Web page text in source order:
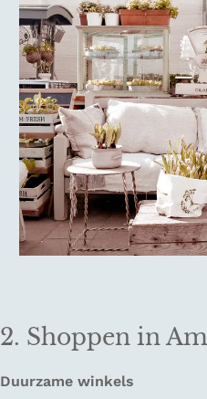
2. Shoppen in
Duurzame winkels